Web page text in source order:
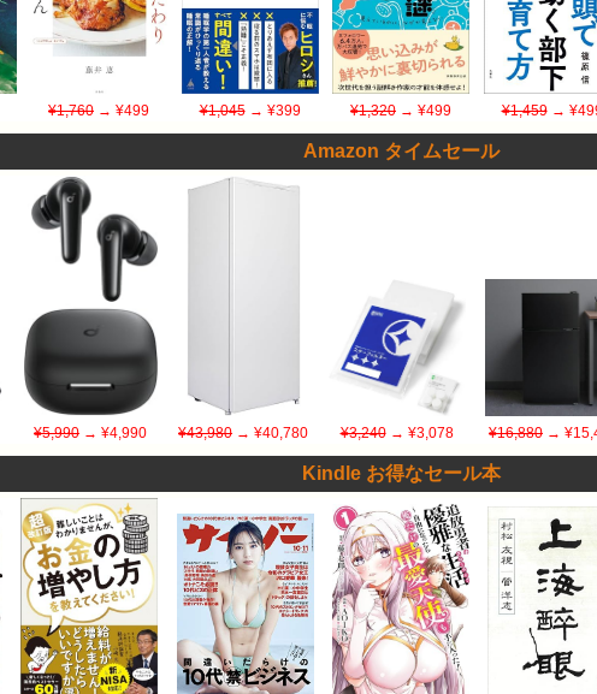
¥1,760 → ¥499 ¥1,045→ ¥399 ¥1,320 → ¥499 ¥1,459→
Amazon タイムセール
¥5,990 → ¥4,990 ¥43,980 → ¥40,780 ¥3,240→ ¥3,078 ¥16,880 →
Kindle お得なセール本